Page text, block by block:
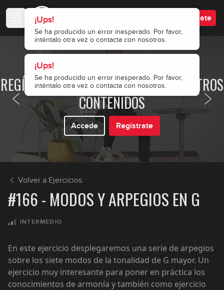
¡Ups!
Se ha producido un error inesperado. Por favor,
inténtalo otra vez o contacta con nosotros.
¡Ups!
Se ha producido un error inesperado. Por favor,
inténtalo otra vez o contacta con nosotros.
Regístrate
REGÍSTRATE Y ACCEDE A TODOS NUESTROS
CONTENIDOS
Accede Regístrate
Volver a Ejercicios
#166 - MODOS Y ARPEGIOS EN G
INTERMEDIO
En este ejercicio desplegaremos una serie de arpegios
sobre los siete modos de la tonalidad de G mayor. Un
ejercicio muy interesante para poner en práctica los
conocimientos de armonía y también como ejercicio
#153 - Linea en Funky Soul en C
08:17
#154 - Arpegios en Dm
06:45
#155 - Frigia ritmo y metal en Dm
08:47
12:39
#158 - Modos Griegos en G